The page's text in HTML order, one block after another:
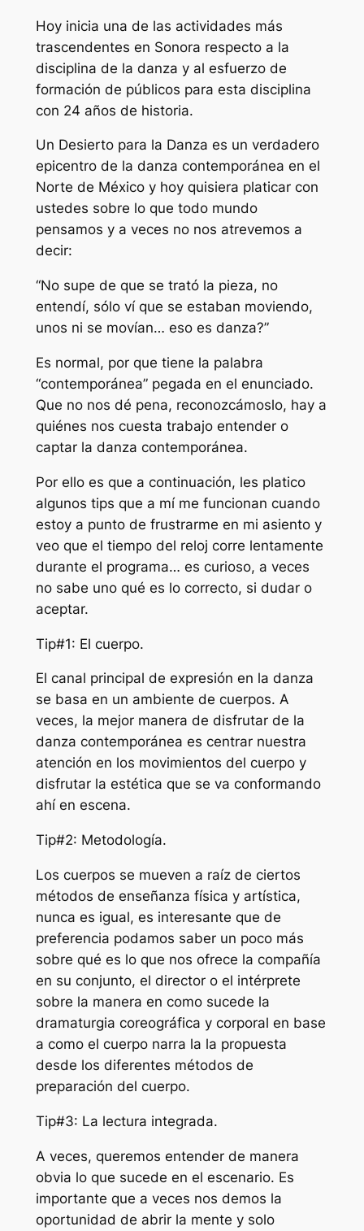
Hoy inicia una de las actividades más
trascendentes en Sonora respecto a la
disciplina de la danza y al esfuerzo de
formación de públicos para esta disciplina
con 24 años de historia.
Un Desierto para la Danza es un verdadero
epicentro de la danza contemporánea en el
Norte de México y hoy quisiera platicar con
ustedes sobre lo que todo mundo
pensamos y a veces no nos atrevemos a
decir:
“No supe de que se trató la pieza, no
entendí, sólo ví que se estaban moviendo,
unos ni se movían… eso es danza?”
Es normal, por que tiene la palabra
“contemporánea” pegada en el enunciado.
Que no nos dé pena, reconozcámoslo, hay a
quiénes nos cuesta trabajo entender o
captar la danza contemporánea.
Por ello es que a continuación, les platico
algunos tips que a mí me funcionan cuando
estoy a punto de frustrarme en mi asiento y
veo que el tiempo del reloj corre lentamente
durante el programa… es curioso, a veces
no sabe uno qué es lo correcto, si dudar o
aceptar.
Tip#1: El cuerpo.
El canal principal de expresión en la danza
se basa en un ambiente de cuerpos. A
veces, la mejor manera de disfrutar de la
danza contemporánea es centrar nuestra
atención en los movimientos del cuerpo y
disfrutar la estética que se va conformando
ahí en escena.
Tip#2: Metodología.
Los cuerpos se mueven a raíz de ciertos
métodos de enseñanza física y artística,
nunca es igual, es interesante que de
preferencia podamos saber un poco más
sobre qué es lo que nos ofrece la compañía
en su conjunto, el director o el intérprete
sobre la manera en como sucede la
dramaturgia coreográfica y corporal en base
a como el cuerpo narra la la propuesta
desde los diferentes métodos de
preparación del cuerpo.
Tip#3: La lectura integrada.
A veces, queremos entender de manera
obvia lo que sucede en el escenario. Es
importante que a veces nos demos la
oportunidad de abrir la mente y solo